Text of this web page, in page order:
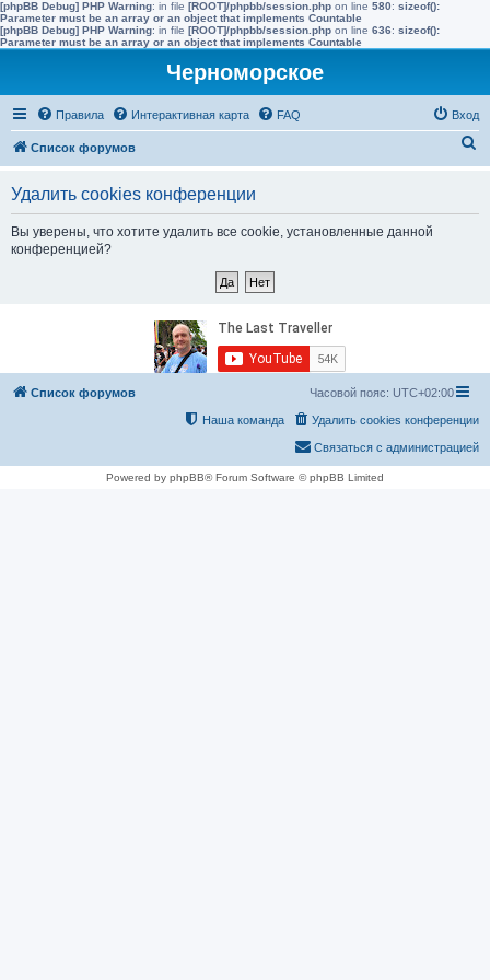
[phpBB Debug] PHP Warning: in file [ROOT]/phpbb/session.php on line 580: sizeof():
Parameter must be an array or an object that implements Countable
[phpBB Debug] PHP Warning: in file [ROOT]/phpbb/session.php on line 636: sizeof():
Parameter must be an array or an object that implements Countable
Черноморское
Правила Интерактивная карта FAQ Вход
Список форумов
Удалить cookies конференции
Вы уверены, что хотите удалить все cookie, установленные данной
конференцией?
Список форумов Часовой пояс: UTC+02:00
Удалить cookies конференции
Наша команда
Связаться с администрацией
Powered by phpBB® Forum Software © phpBB Limited